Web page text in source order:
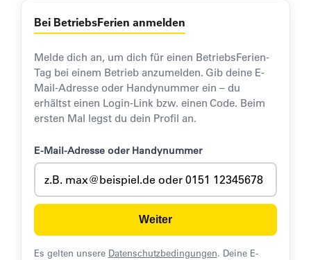
Bei BetriebsFerien anmelden
Melde dich an, um dich für einen BetriebsFerien-
Tag bei einem Betrieb anzumelden. Gib deine E-
Mail-Adresse oder Handynummer ein – du
erhältst einen Login-Link bzw. einen Code. Beim
ersten Mal legst du dein Profil an.
E-Mail-Adresse oder Handynummer
Weiter
Es gelten unsere Datenschutzbedingungen. Deine E-